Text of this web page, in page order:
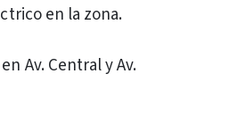
en la zona.
Av. Central y Av.